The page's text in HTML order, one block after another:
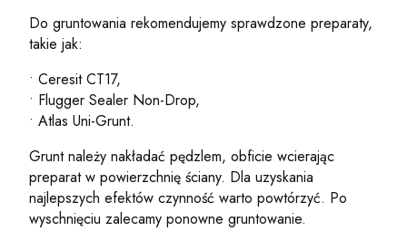
Do gruntowania rekomendujemy sprawdzone preparaty,
takie jak:
• Ceresit CT17,
• Flugger Sealer Non-Drop,
• Atlas Uni-Grunt.
Grunt należy nakładać pędzlem, obficie wcierając
preparat w powierzchnię ściany. Dla uzyskania
najlepszych efektów czynność warto powtórzyć. Po
wyschnięciu zalecamy ponowne gruntowanie.